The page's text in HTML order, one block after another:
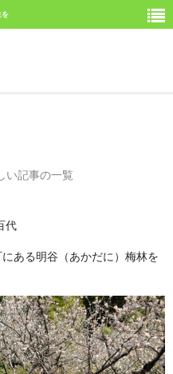
を
い記事の一覧
ある明谷（あかだに）梅林を